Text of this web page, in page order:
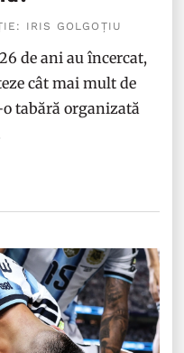
IRIS GOLGOȚIU
de ani au încercat,
cât mai mult de
tabără organizată